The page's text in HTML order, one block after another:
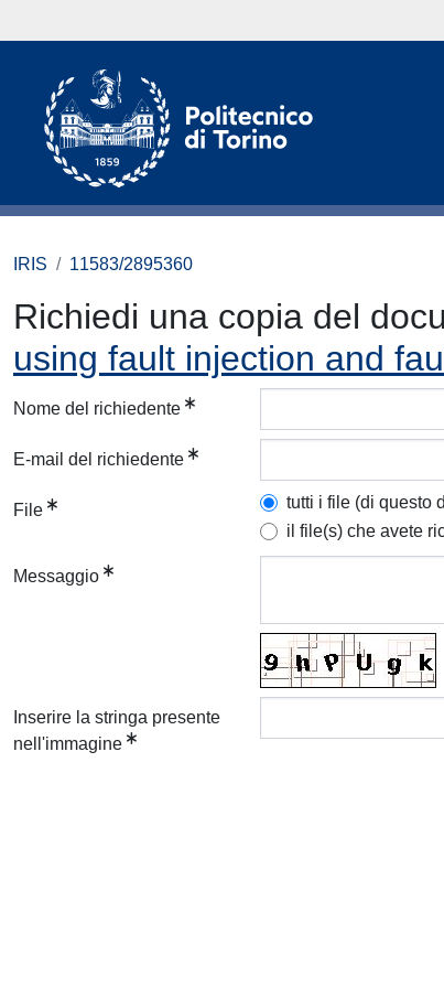
IRIS 11583/2895360
Richiedi una copia del
using fault injection and
Nome del richiedente
E-mail del richiedente
File
tutti i file (di questo
il file(s) che avete
Messaggio
Inserire la stringa presente
nell'immagine